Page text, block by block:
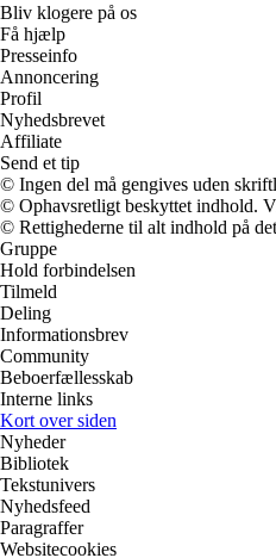
Bliv klogere på os
Få hjælp
Presseinfo
Annoncering
Profil
Nyhedsbrevet
Affiliate
Send et tip
© Ingen del må gengives uden
© Ophavsretligt beskyttet indhold.
© Rettighederne til alt indhold på
Gruppe
Hold forbindelsen
Tilmeld
Deling
Informationsbrev
Community
Beboerfællesskab
Interne links
Kort over siden
Nyheder
Bibliotek
Tekstunivers
Nyhedsfeed
Paragraffer
Websitecookies